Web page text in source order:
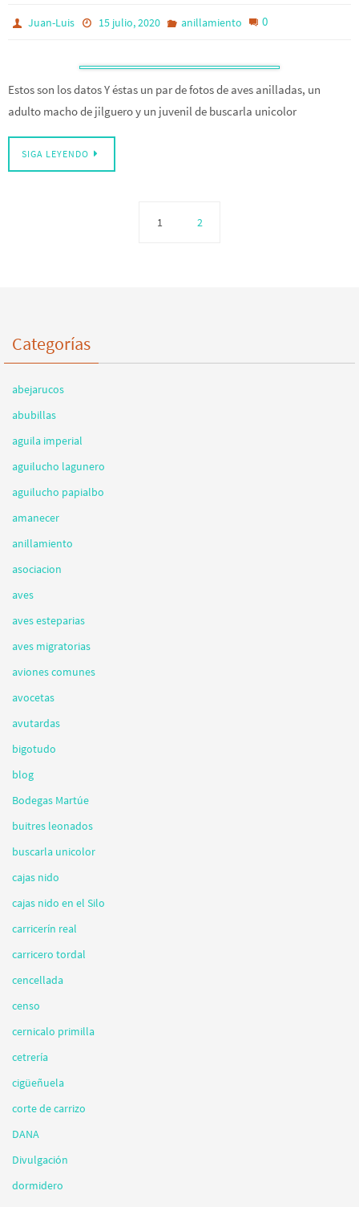
Juan-Luis 15 julio, 2020 anillamiento 0
Estos son los datos Y éstas un par de fotos de aves anilladas, un
adulto macho de jilguero y un juvenil de buscarla unicolor
SIGA LEYENDO
1 2
Categorías
abejarucos
abubillas
aguila imperial
aguilucho lagunero
aguilucho papialbo
amanecer
anillamiento
asociacion
aves
aves esteparias
aves migratorias
aviones comunes
avocetas
avutardas
bigotudo
blog
Bodegas Martúe
buitres leonados
buscarla unicolor
cajas nido
cajas nido en el Silo
carricerín real
carricero tordal
cencellada
censo
cernicalo primilla
cetrería
cigüeñuela
corte de carrizo
DANA
Divulgación
dormidero